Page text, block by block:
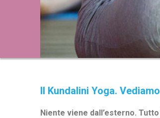
Il Kundalini Yoga.
Niente viene dall’esterno.